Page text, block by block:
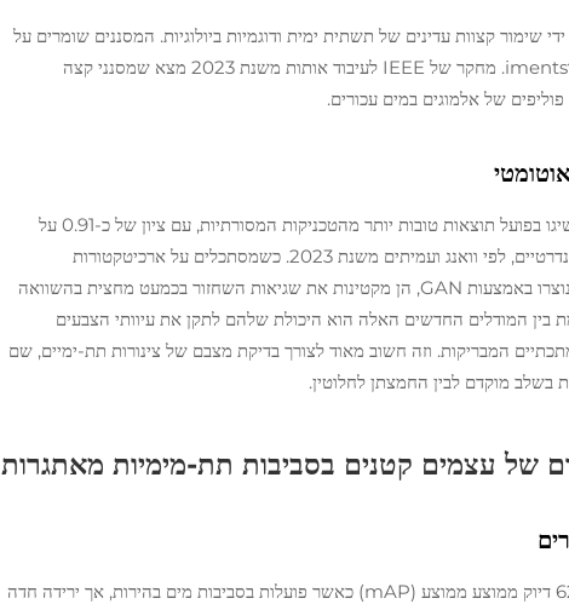
שימור קצוות עדינים של תשתית ימית ודוגמיות ביולוגיות. המסננים שומרים על
תכונות בגודל של 5–15 פיקסלים, גם בהפרעה מסדiments. מחקר של IEEE לעיבוד אותות משנת 2023 מצא שמסנני קצה
גישות חדשות של רשתות נוירונים מקצה לקצה השיגו בפועל תוצאות טובות יותר מהטכניקות המסורתיות, עם ציון של כ-0.91 על
סולם SSIM כאשר נבדקו מול מדדי התייחסות סטנדרטיים, לפי וואנג ועמיתים משנת 2023. כשמסתכלים על ארכיטקטורות
המשלבות מודלים פיזיקליים עם קדימות חכמות שנוצרו באמצעות GAN, הן מקטינות את שגיאות השחזור בכמעט מחצית בהשוואה
בין המודלים החדשים האלה הוא היכולת שלהם לתקן את עיוותי הצבעים
המבריקות. וזה חשוב מאוד לצורך בדיקת מצבם של צינורות תת-ימיים, שם
בשלב מוקדם לבין החמצתן לחלוטין.
של עצמים קטנים בסביבות תת-מימיות מאתגרות
שיטות זיהוי אובייקטים סטנדרטיות מגיעות לכ-62% דיוק ממוצע ממוצע (mAP) כאשר פועלות בסביבות מים בהירות, אך ירידה חדה